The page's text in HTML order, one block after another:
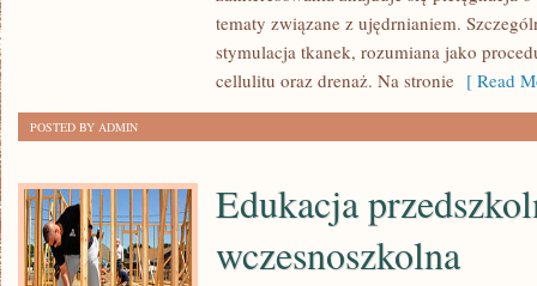
tematy związane z ujędrnianiem.
stymulacja tkanek, rozumiana jako
cellulitu oraz drenaż. Na stronie [ Read
POSTED BY ADMIN
Edukacja
wczesnoszkolna